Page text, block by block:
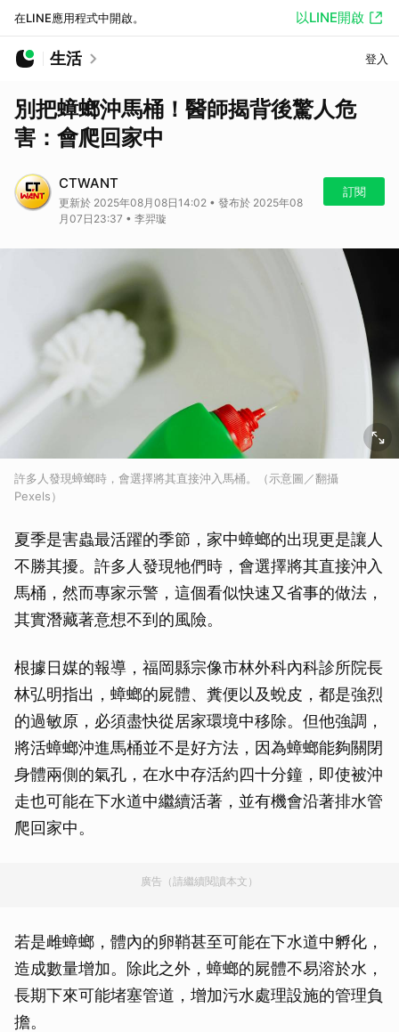
在LINE應用程式中開啟。 以LINE開啟
生活 登入
別把蟑螂沖馬桶！醫師揭背後驚人危
害：會爬回家中
CTWANT
更新於 2025年08月08日14:02 • 發布於 2025年08
月07日23:37 • 李羿璇
訂閱
許多人發現蟑螂時，會選擇將其直接沖入馬桶。（示意圖／翻攝
Pexels）
夏季是害蟲最活躍的季節，家中蟑螂的出現更是讓人
不勝其擾。許多人發現牠們時，會選擇將其直接沖入
馬桶，然而專家示警，這個看似快速又省事的做法，
其實潛藏著意想不到的風險。
根據日媒的報導，福岡縣宗像市林外科內科診所院長
林弘明指出，蟑螂的屍體、糞便以及蛻皮，都是強烈
的過敏原，必須盡快從居家環境中移除。但他強調，
將活蟑螂沖進馬桶並不是好方法，因為蟑螂能夠關閉
身體兩側的氣孔，在水中存活約四十分鐘，即使被沖
走也可能在下水道中繼續活著，並有機會沿著排水管
爬回家中。
廣告（請繼續閱讀本文）
若是雌蟑螂，體內的卵鞘甚至可能在下水道中孵化，
造成數量增加。除此之外，蟑螂的屍體不易溶於水，
長期下來可能堵塞管道，增加污水處理設施的管理負
擔。